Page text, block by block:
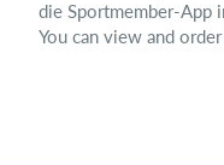
die Sportmember-App
You can view and